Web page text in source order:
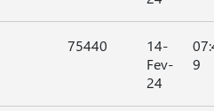
75440
14-
Fev-
24
9